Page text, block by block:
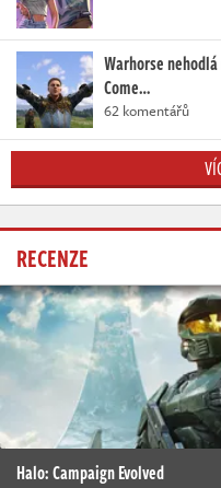
Warhorse
Come…
62 komentářů
RECENZE
Halo: Campaign Evolved